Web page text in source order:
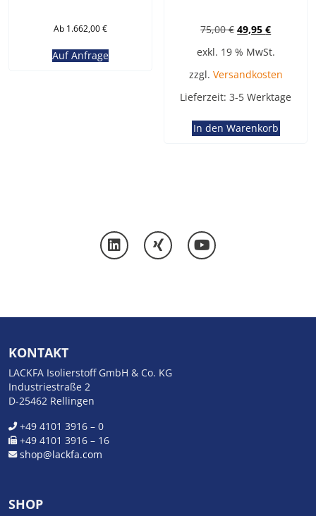
Ab 1.662,00 €
Auf Anfrage
75,00€Ursprünglicher
war:
75,00 €
49,95€Aktueller
ist:
49,95 €.
exkl. 19 % MwSt.
zzgl. Versandkosten
Lieferzeit:3-5 Werktage
In den Warenkorb
KONTAKT
LACKFA Isolierstoff GmbH & Co. KG
Industriestraße 2
D-25462 Rellingen
+49 4101 3916 – 0
+49 4101 3916 – 16
shop@lackfa.com
SHOP